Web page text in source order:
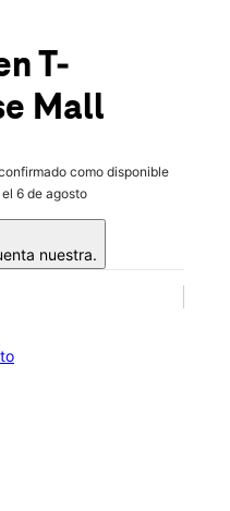
TX 78521
T-
Mall
como disponible
6 de agosto
nuestra.